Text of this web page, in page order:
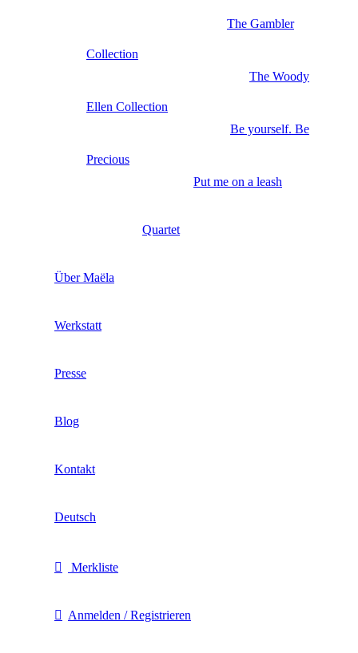
The Gambler
Collection
The Woody
Ellen Collection
Be yourself. Be
Precious
Put me on a leash
Quartet
Über Maëla
Werkstatt
Presse
Blog
Kontakt
Deutsch
Merkliste
Anmelden / Registrieren